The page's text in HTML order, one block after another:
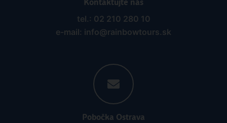
Kontaktujte nás
tel.: 02 210 280 10
e-mail: info@rainbowtours.sk
Pobočka Ostrava